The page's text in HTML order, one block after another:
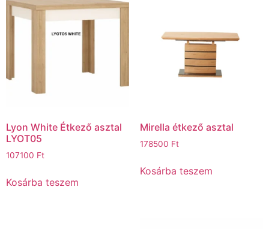
Lyon White Étkező asztal
LYOT05
107100 Ft
Kosárba teszem
Mirella étkező asztal
178500 Ft
Kosárba teszem